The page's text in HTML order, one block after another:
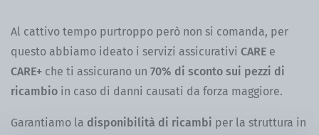
Al cattivo tempo purtroppo però non si comanda, per
questo abbiamo ideato i servizi assicurativi CARE e
CARE+ che ti assicurano un 70% di sconto sui pezzi di
ricambio in caso di danni causati da forza maggiore.
Garantiamo la disponibilità di ricambi per la struttura in